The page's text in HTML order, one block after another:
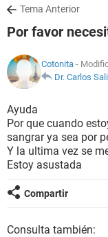
SALUD
NUTRICIÓN
BIENESTAR
SEXUALIDAD
GLOSARIO
Tema Anterior
Por favor
Cotonita -
Dr. Carlos
Ayuda
Por que cuando
sangrar ya sea por
Y la ultima vez se
Estoy asustada
Compartir
Consulta también: